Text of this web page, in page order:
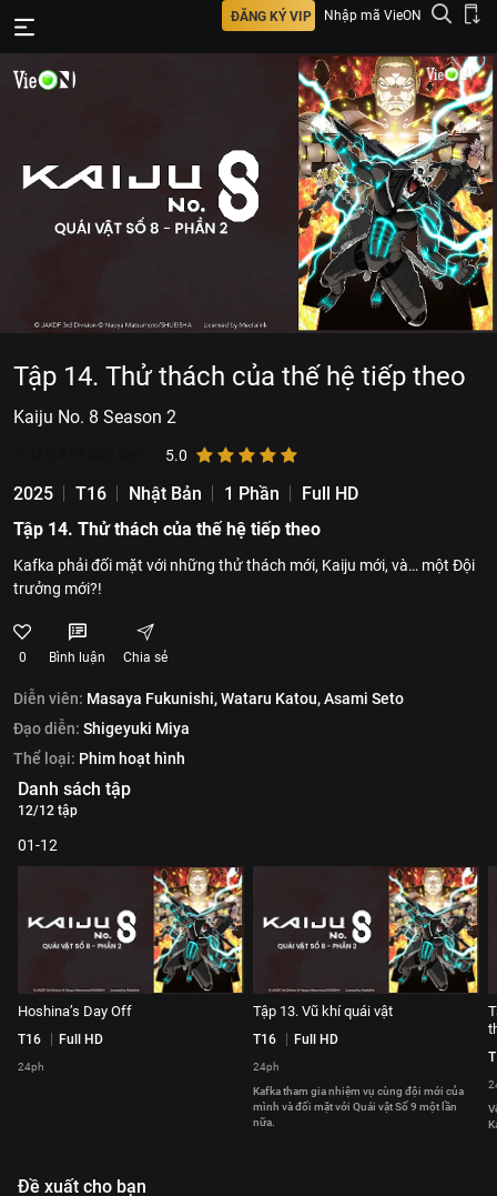
ĐĂNG KÝ VIP Nhập mã VieON
Tập 14. Thử thách của thế hệ tiếp theo
Kaiju No. 8 Season 2
5.0
2025 T16 Nhật Bản 1 Phần
Full HD
Tập 14. Thử thách của thế hệ tiếp theo
Kafka phải đối mặt với những thử thách mới, Kaiju mới, và… một Đội
trưởng mới?!
0 Bình luận Chia sẻ
Diễn viên: Masaya Fukunishi,Wataru Katou,Asami Seto
Đạo diễn: Shigeyuki Miya
Thể loại: Phim hoạt hình
Danh sách tập
12/12 tập
01-12
Hoshina’s Day Off
T16 Full HD
24ph
Tập 13. Vũ khí quái vật
T16 Full HD
24ph
Kafka tham gia nhiệm vụ cùng đội mới của
mình và đối mặt với Quái vật Số 9 một lần
nữa.
Đề xuất cho bạn